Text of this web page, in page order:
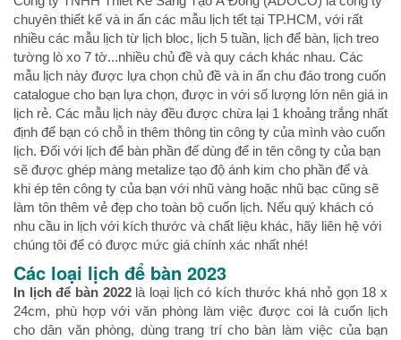
chuyên thiết kế và in ấn các mẫu lịch tết tại TP.HCM, với rất
nhiều các mẫu lịch từ lịch bloc, lịch 5 tuần, lịch để bàn, lịch treo
tường lò xo 7 tờ...nhiều chủ đề và quy cách khác nhau. Các
mẫu lịch này được lựa chọn chủ đề và in ấn chu đáo trong cuốn
catalogue cho bạn lựa chọn, được in với số lượng lớn nên giá in
lịch rẻ. Các mẫu lịch này đều được chừa lại 1 khoảng trắng nhất
định để bạn có chỗ in thêm thông tin công ty của mình vào cuốn
lịch. Đối với lịch để bàn phần đế dùng để in tên công ty của bạn
sẽ được ghép màng metalize tạo độ ánh kim cho phần đế và
khi ép tên công ty của bạn với nhũ vàng hoặc nhũ bạc cũng sẽ
làm tôn thêm vẻ đẹp cho toàn bộ cuốn lịch. Nếu quý khách có
nhu cầu in lịch với kích thước và chất liệu khác, hãy liên hệ với
chúng tôi để có được mức giá chính xác nhất nhé!
Các loại lịch để bàn 2023
In lịch để bàn 2022 là loại lịch có kích thước khá nhỏ gọn 18 x
24cm, phù hợp với văn phòng làm việc được coi là cuốn lịch
cho dân văn phòng, dùng trang trí cho bàn làm việc của bạn